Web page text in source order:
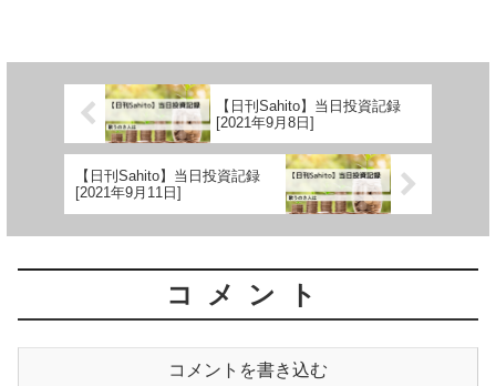
【日刊Sahito】当日投資記録
[2021年9月8日]
【日刊Sahito】当日投資記録
[2021年9月11日]
コメント
コメントを書き込む